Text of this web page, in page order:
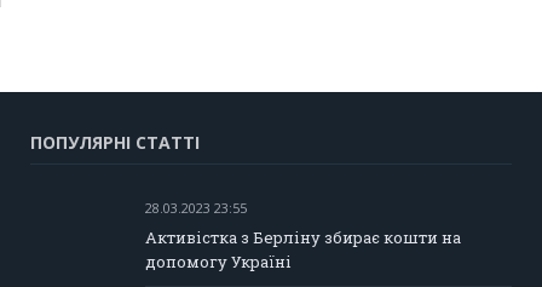
ПОПУЛЯРНІ СТАТТІ
28.03.2023 23:55
Активістка з Берліну збирає кошти на
допомогу Україні